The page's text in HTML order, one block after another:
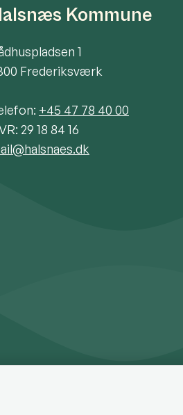
Kommune
1
Frederiksværk
+45 47 78 40 00
29 18 84 16